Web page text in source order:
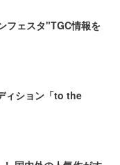
フェスタ"TGC情報を
ィション「to the